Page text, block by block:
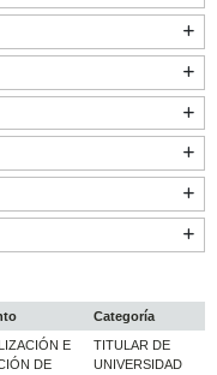
Categoría
E
DE
TITULAR DE
UNIVERSIDAD